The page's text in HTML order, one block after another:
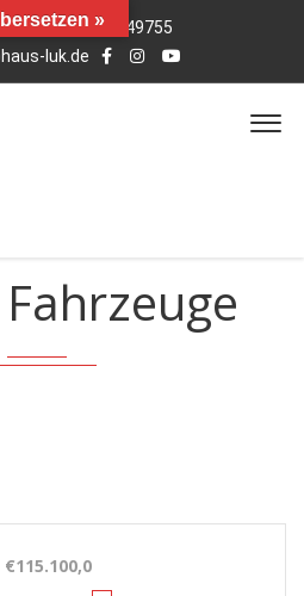
01742949755
luk.de
»